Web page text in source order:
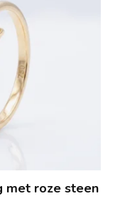
met roze steen